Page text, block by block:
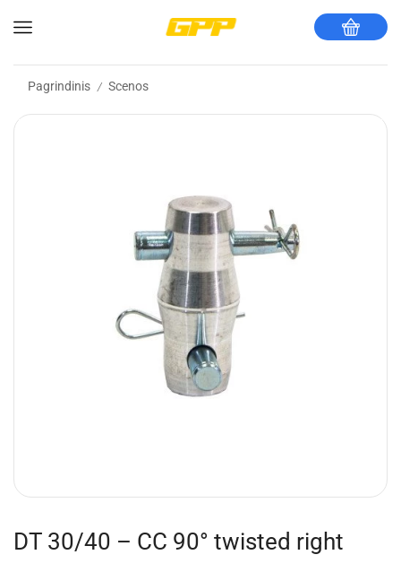
Pagrindinis / Scenos
DT 30/40 – CC 90° twisted right